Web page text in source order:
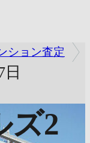
ション査定
ズ2